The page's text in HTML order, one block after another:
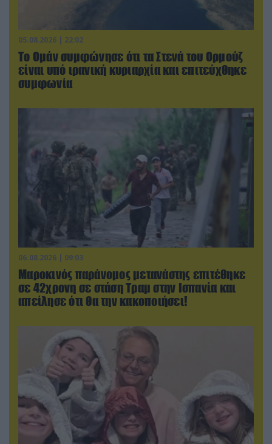
05.08.2026 | 22:02
Το Ομάν συμφώνησε ότι τα Στενά του Ορμούζ
είναι υπό ιρανική κυριαρχία και επιτεύχθηκε
συμφωνία
06.08.2026 | 09:03
Μαροκινός παράνομος μετανάστης επιτέθηκε
σε 42χρονη σε στάση Τραμ στην Ισπανία και
απείλησε ότι θα την κακοποιήσει!